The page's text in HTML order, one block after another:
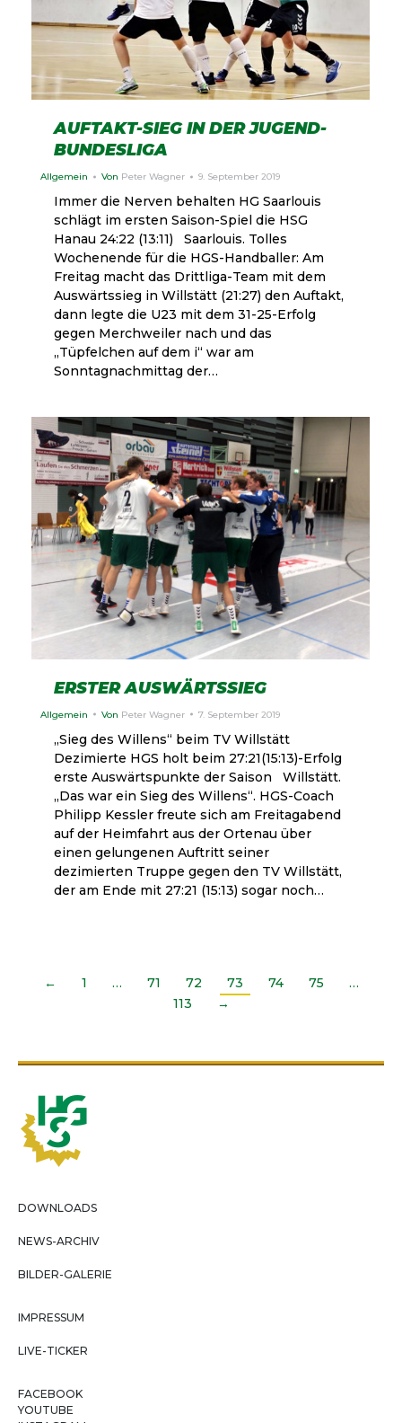
AUFTAKT-SIEG IN DER JUGEND-
BUNDESLIGA
Allgemein Von Peter Wagner 9. September 2019
Immer die Nerven behalten HG Saarlouis
schlägt im ersten Saison-Spiel die HSG
Hanau 24:22 (13:11) Saarlouis. Tolles
Wochenende für die HGS-Handballer: Am
Freitag macht das Drittliga-Team mit dem
Auswärtssieg in Willstätt (21:27) den Auftakt,
dann legte die U23 mit dem 31-25-Erfolg
gegen Merchweiler nach und das
„Tüpfelchen auf dem i“ war am
Sonntagnachmittag der…
ERSTER AUSWÄRTSSIEG
Allgemein Von Peter Wagner 7. September 2019
„Sieg des Willens“ beim TV Willstätt
Dezimierte HGS holt beim 27:21(15:13)-Erfolg
erste Auswärtspunkte der Saison Willstätt.
„Das war ein Sieg des Willens“. HGS-Coach
Philipp Kessler freute sich am Freitagabend
auf der Heimfahrt aus der Ortenau über
einen gelungenen Auftritt seiner
dezimierten Truppe gegen den TV Willstätt,
der am Ende mit 27:21 (15:13) sogar noch…
← 1 … 71 72 73 74 75
…
113
→
DOWNLOADS
NEWS-ARCHIV
BILDER-GALERIE
IMPRESSUM
LIVE-TICKER
FACEBOOK
YOUTUBE